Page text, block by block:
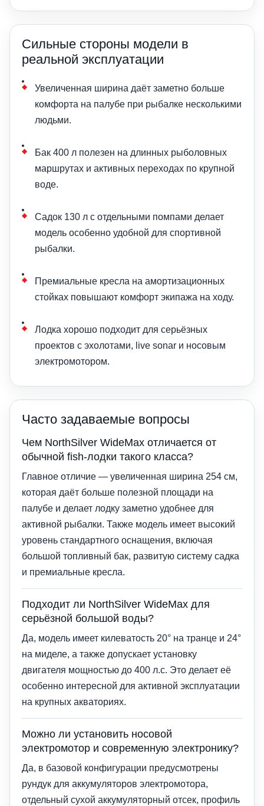
Сильные стороны модели в
реальной эксплуатации
Увеличенная ширина даёт заметно больше
комфорта на палубе при рыбалке несколькими
людьми.
Бак 400 л полезен на длинных рыболовных
маршрутах и активных переходах по крупной
воде.
Садок 130 л с отдельными помпами делает
модель особенно удобной для спортивной
рыбалки.
Премиальные кресла на амортизационных
стойках повышают комфорт экипажа на ходу.
Лодка хорошо подходит для серьёзных
проектов с эхолотами, live sonar и носовым
электромотором.
Часто задаваемые вопросы
Чем NorthSilver WideMax отличается от
обычной fish-лодки такого класса?
Главное отличие — увеличенная ширина 254 см,
которая даёт больше полезной площади на
палубе и делает лодку заметно удобнее для
активной рыбалки. Также модель имеет высокий
уровень стандартного оснащения, включая
большой топливный бак, развитую систему садка
и премиальные кресла.
Подходит ли NorthSilver WideMax для
серьёзной большой воды?
Да, модель имеет килеватость 20° на транце и 24°
на миделе, а также допускает установку
двигателя мощностью до 400 л.с. Это делает её
особенно интересной для активной эксплуатации
на крупных акваториях.
Можно ли установить носовой
электромотор и современную электронику?
Да, в базовой конфигурации предусмотрены
рундук для аккумуляторов электромотора,
отдельный сухой аккумуляторный отсек, профиль